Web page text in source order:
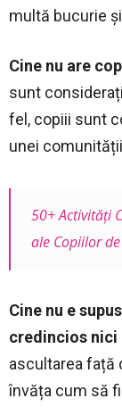
multă bucurie
Cine nu are
sunt
fel, copiii sunt
unei
50+ Activități
ale Copiilor
Cine nu e
credincios nici
ascultarea față
învăța cum să